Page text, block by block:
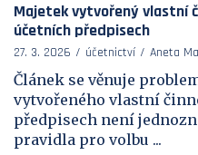
Majetek vytvořený vlastní
účetních předpisech
27. 3. 2026 účetnictví Aneta
Článek se věnuje
vytvořeného vlastní
předpisech není
pravidla pro volbu ...